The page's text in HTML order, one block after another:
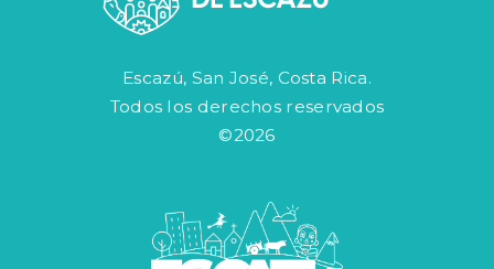
Escazú, San José, Costa Rica.
Todos los derechos reservados
©2026